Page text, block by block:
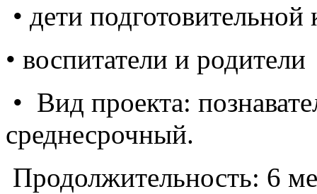
• дети
• воспитатели и родители
• Вид проекта:
среднесрочный.
Продолжительность: 6